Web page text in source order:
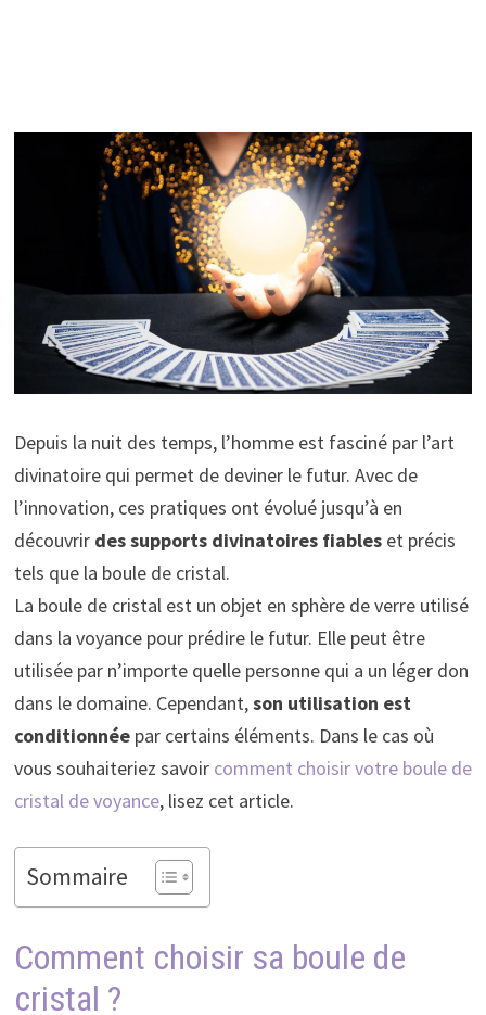
Depuis la nuit des temps, l’homme est fasciné par l’art
divinatoire qui permet de deviner le futur. Avec de
l’innovation, ces pratiques ont évolué jusqu’à en
découvrir des supports divinatoires fiables et précis
tels que la boule de cristal.
La boule de cristal est un objet en sphère de verre utilisé
dans la voyance pour prédire le futur. Elle peut être
utilisée par n’importe quelle personne qui a un léger don
dans le domaine. Cependant,son utilisation est
conditionnée par certains éléments. Dans le cas où
vous souhaiteriez savoir comment choisir votre boule de
cristal de voyance, lisez cet article.
Sommaire
Comment choisir sa boule de
cristal ?